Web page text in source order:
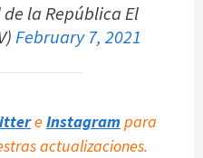
la República El
February 7, 2021
e Instagram para
actualizaciones.